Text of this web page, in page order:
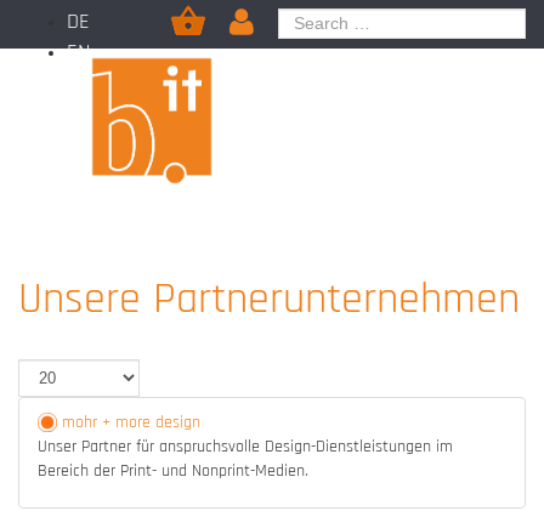
DE
EN
Unsere Partnerunternehmen
mohr + more design
Unser Partner für anspruchsvolle Design-Dienstleistungen im
Bereich der Print- und Nonprint-Medien.